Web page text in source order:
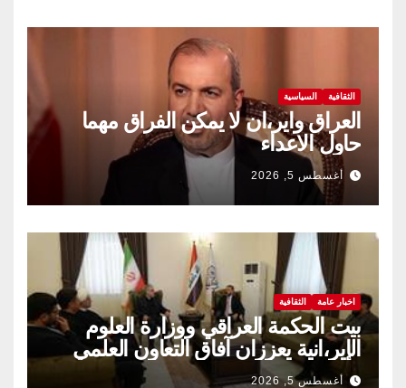
الثقافية السياسية
العراق واير،ان لا يمكن الفراق مهما
حاول الاعداء
أغسطس 5, 2026
اخبار عامة الثقافية
بيت الحكمة العراقي ووزارة العلوم
الإير،انية يعززان آفاق التعاون العلمي
والثقافي.
أغسطس 5, 2026